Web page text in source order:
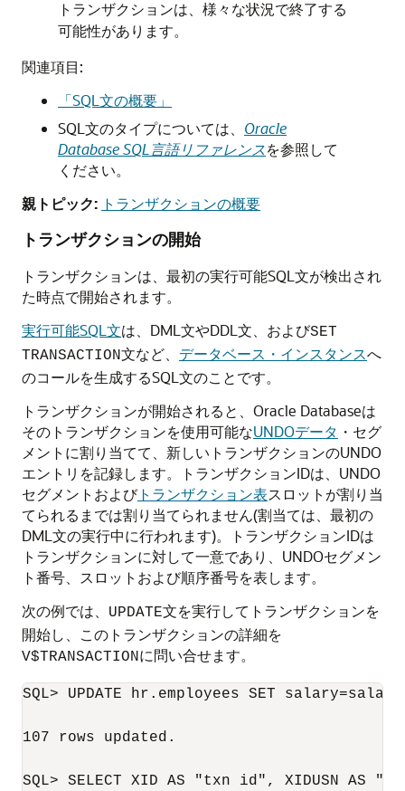
トランザクションは、様々な状況で終了する
可能性があります。
関連項目:
「SQL文の概要」
SQL文のタイプについては、 Oracle
Database SQL言語リファレンスを参照して
ください。
親トピック: トランザクションの概要
トランザクションの開始
トランザクションは、最初の実行可能SQL文が検出され
た時点で開始されます。
実行可能SQL文は、DML文やDDL文、およびSET
TRANSACTION文など、 データベース・インスタンスへ
のコールを生成するSQL文のことです。
トランザクションが開始されると、Oracle Databaseは
そのトランザクションを使用可能なUNDOデータ ・セグ
メントに割り当てて、新しいトランザクションのUNDO
エントリを記録します。トランザクションIDは、UNDO
セグメントおよびトランザクション表スロットが割り当
てられるまでは割り当てられません(割当ては、最初の
DML文の実行中に行われます)。トランザクションIDは
トランザクションに対して一意であり、UNDOセグメン
ト番号、スロットおよび順序番号を表します。
次の例では、
UPDATE文を実行してトランザクションを
開始し、このトランザクションの詳細を
V$TRANSACTIONに問い合せます。
SQL> UPDATE hr.employees SET
107 rows updated.
SQL> SELECT XID AS "txn id", XIDUSN AS